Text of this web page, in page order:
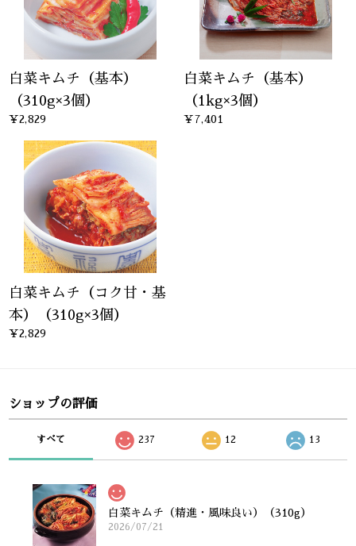
白菜キムチ（基本）
（310g×3個）
¥2,829
白菜キムチ（基本）
（1kg×3個）
¥7,401
白菜キムチ（コク甘・基
本）（310g×3個）
¥2,829
ショップの評価
すべて 237 12 13
白菜キムチ（精進・風味良い）（310g）
2026/07/21